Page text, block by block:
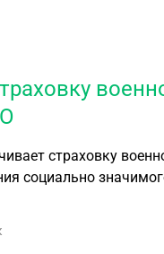
страховку
социально